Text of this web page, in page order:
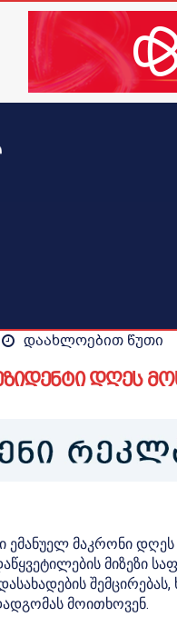
დაახლოებით წუთი
დღეს
ემანუელ მაკრონი დღეს
მიზეზი
შემცირებას,
მოითხოვენ.